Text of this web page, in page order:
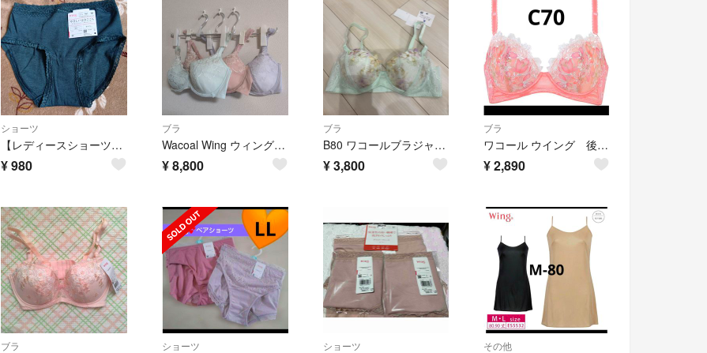
ショーツ
【レディースショーツ】ワコールWingショーツm やさしいはきごごち デイリーフィット やわらかコットン グリーン 綿混ショーツ
¥980
ブラ
Wacoal Wing ウィングTuyaka ツヤカ ブラジャー 3枚セット
¥8,800
ブラ
B80 ワコールブラジャー 【重力に負けないバストケアBra】 BRB414
¥3,800
ブラ
ワコール ウイング 後ろ姿きれいブラ C70 サーモンピンク
¥2,890
ブラ ショーツ ショーツ その他